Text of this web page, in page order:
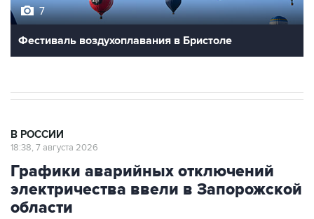
7
Фестиваль воздухоплавания в Бристоле
В РОССИИ
18:38, 7 августа 2026
Графики аварийных отключений
электричества ввели в Запорожской
области